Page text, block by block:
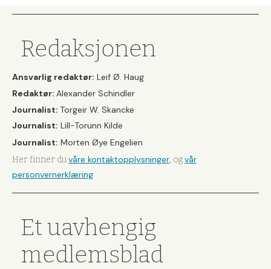
Redaksjonen
Ansvarlig redaktør: Leif Ø. Haug
Redaktør: Alexander Schindler
Journalist: Torgeir W. Skancke
Journalist: Lill-Torunn Kilde
Journalist: Morten Øye Engelien
Her finner duvåre kontaktopplysninger, ogvår
personvernerklæring.
Et uavhengig
medlemsblad